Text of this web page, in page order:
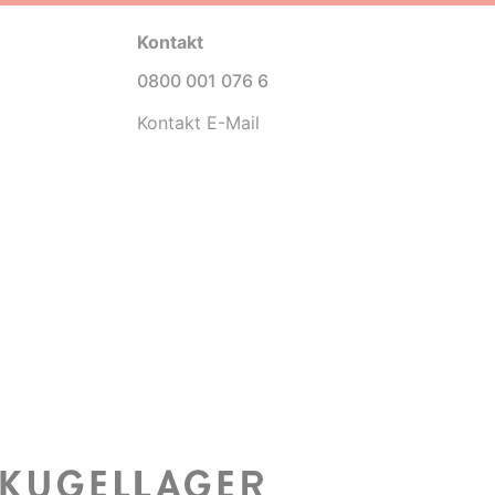
Kontakt
0800 001 076 6
Kontakt E-Mail